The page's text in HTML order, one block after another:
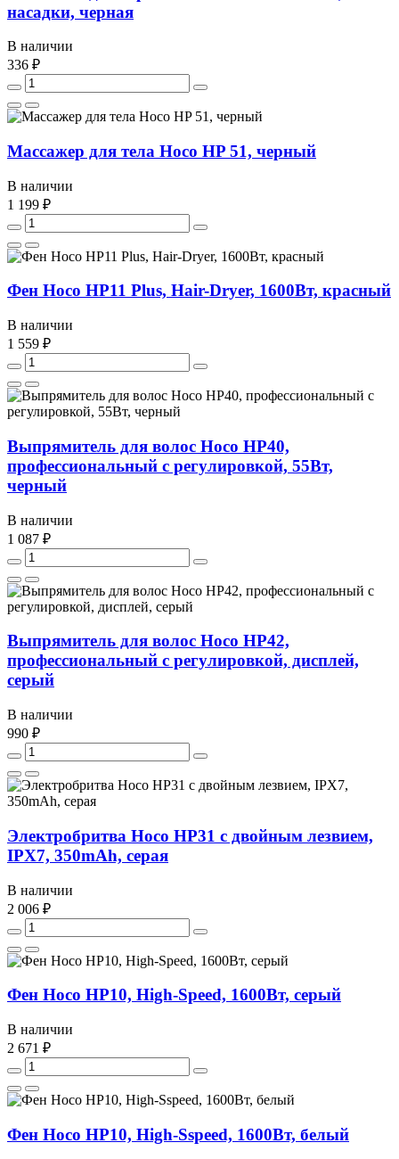
насадки, черная
В наличии
336 ₽
Массажер для тела Hoco HP 51, черный
В наличии
1 199 ₽
Фен Hoco HP11 Plus, Hair-Dryer, 1600Вт, красный
В наличии
1 559 ₽
Выпрямитель для волос Hoco HP40,
профессиональный с регулировкой, 55Вт,
черный
В наличии
1 087 ₽
Выпрямитель для волос Hoco HP42,
профессиональный с регулировкой, дисплей,
серый
В наличии
990 ₽
Электробритва Hoco HP31 с двойным лезвием,
IPX7, 350mAh, серая
В наличии
2 006 ₽
Фен Hoco HP10, High-Speed, 1600Вт, серый
В наличии
2 671 ₽
Фен Hoco HP10, High-Sspeed, 1600Вт, белый